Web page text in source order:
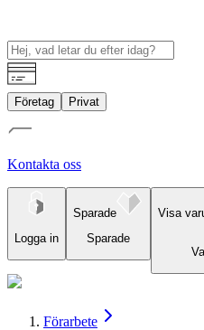
Företag Privat
Kontakta oss
Logga in
Sparade
Sparade
Visa
Förarbete